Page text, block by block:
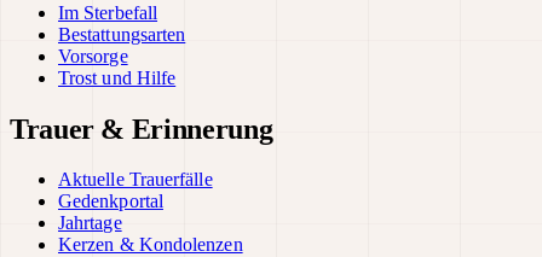
Im Sterbefall
Bestattungsarten
Vorsorge
Trost und Hilfe
Trauer & Erinnerung
Aktuelle Trauerfälle
Gedenkportal
Jahrtage
Kerzen & Kondolenzen